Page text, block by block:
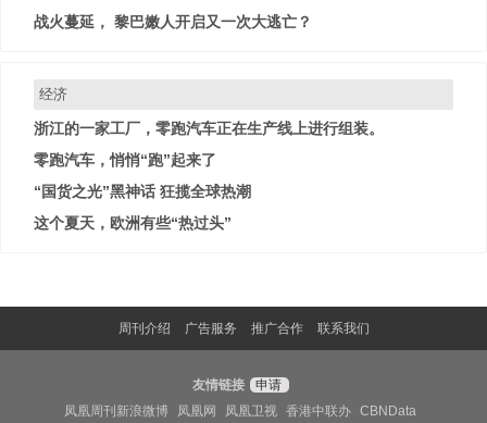
战火蔓延， 黎巴嫩人开启又一次大逃亡？
经济
浙江的一家工厂，零跑汽车正在生产线上进行组装。
零跑汽车，悄悄“跑”起来了
“国货之光”黑神话 狂揽全球热潮
这个夏天，欧洲有些“热过头”
周刊介绍 广告服务 推广合作 联系我们
友情链接
申请
凤凰周刊新浪微博
凤凰网 凤凰卫视 香港中联办
CBNData